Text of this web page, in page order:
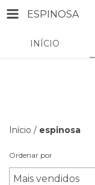
ESPINOSA
INÍCIO
Início / espinosa
Ordenar por